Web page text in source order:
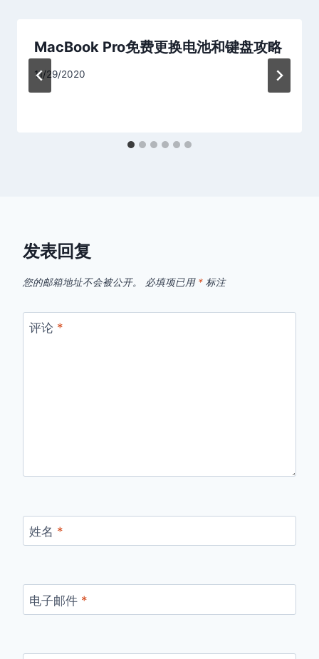
MacBook Pro免费更换电池和键盘攻略
11/29/2020
发表回复
您的邮箱地址不会被公开。 必填项已用 * 标注
评论 *
姓名 *
电子邮件 *